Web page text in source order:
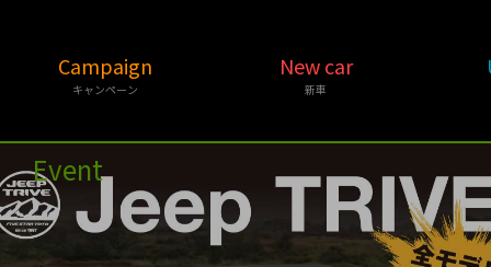
Campaign
キャンペーン
New car
新車
Event